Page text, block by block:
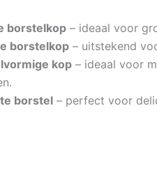
borstelkop – ideaal voor
borstelkop – uitstekend
kop – ideaal voor
borstel – perfect voor